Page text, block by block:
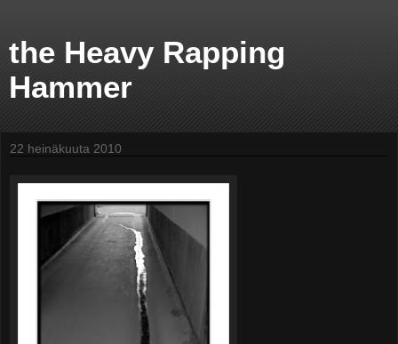
the Heavy Rapping
Hammer
22 heinäkuuta 2010